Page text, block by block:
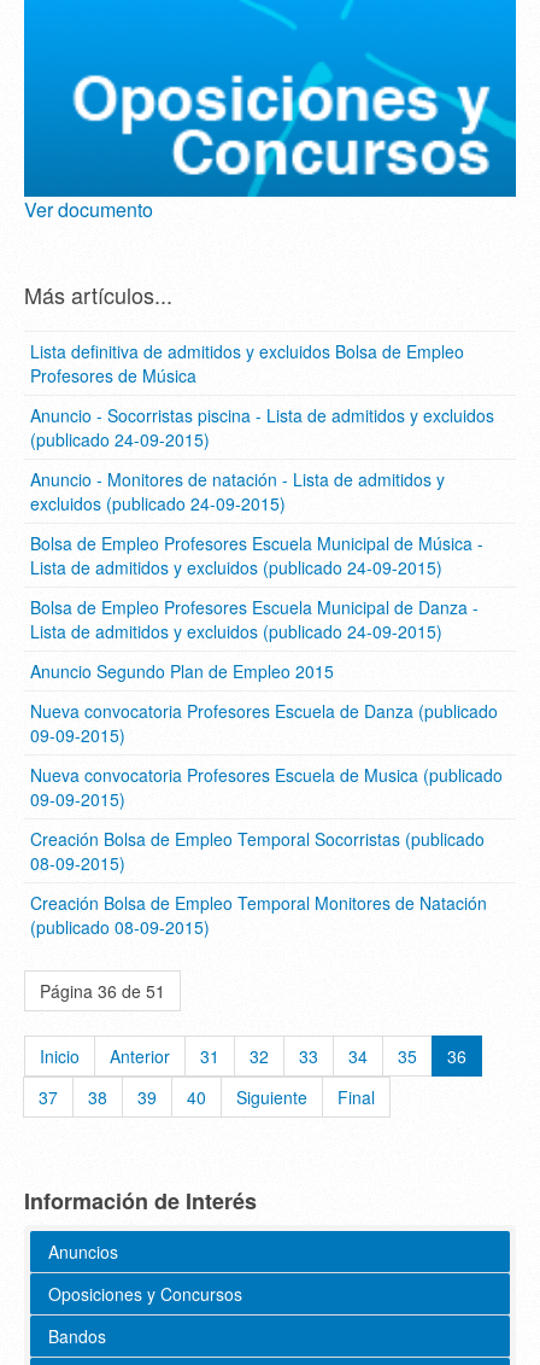
Ver documento
Más artículos...
Lista definitiva de admitidos y excluidos Bolsa de Empleo
Profesores de Música
Anuncio - Socorristas piscina - Lista de admitidos y excluidos
(publicado 24-09-2015)
Anuncio - Monitores de natación - Lista de admitidos y
excluidos (publicado 24-09-2015)
Bolsa de Empleo Profesores Escuela Municipal de Música -
Lista de admitidos y excluidos (publicado 24-09-2015)
Bolsa de Empleo Profesores Escuela Municipal de Danza -
Lista de admitidos y excluidos (publicado 24-09-2015)
Anuncio Segundo Plan de Empleo 2015
Nueva convocatoria Profesores Escuela de Danza (publicado
09-09-2015)
Nueva convocatoria Profesores Escuela de Musica (publicado
09-09-2015)
Creación Bolsa de Empleo Temporal Socorristas (publicado
08-09-2015)
Creación Bolsa de Empleo Temporal Monitores de Natación
(publicado 08-09-2015)
Página 36 de 51
Inicio Anterior 31 32 33 34 35
36
37
38 39 40 Siguiente Final
Información de Interés
Anuncios
Oposiciones y Concursos
Bandos